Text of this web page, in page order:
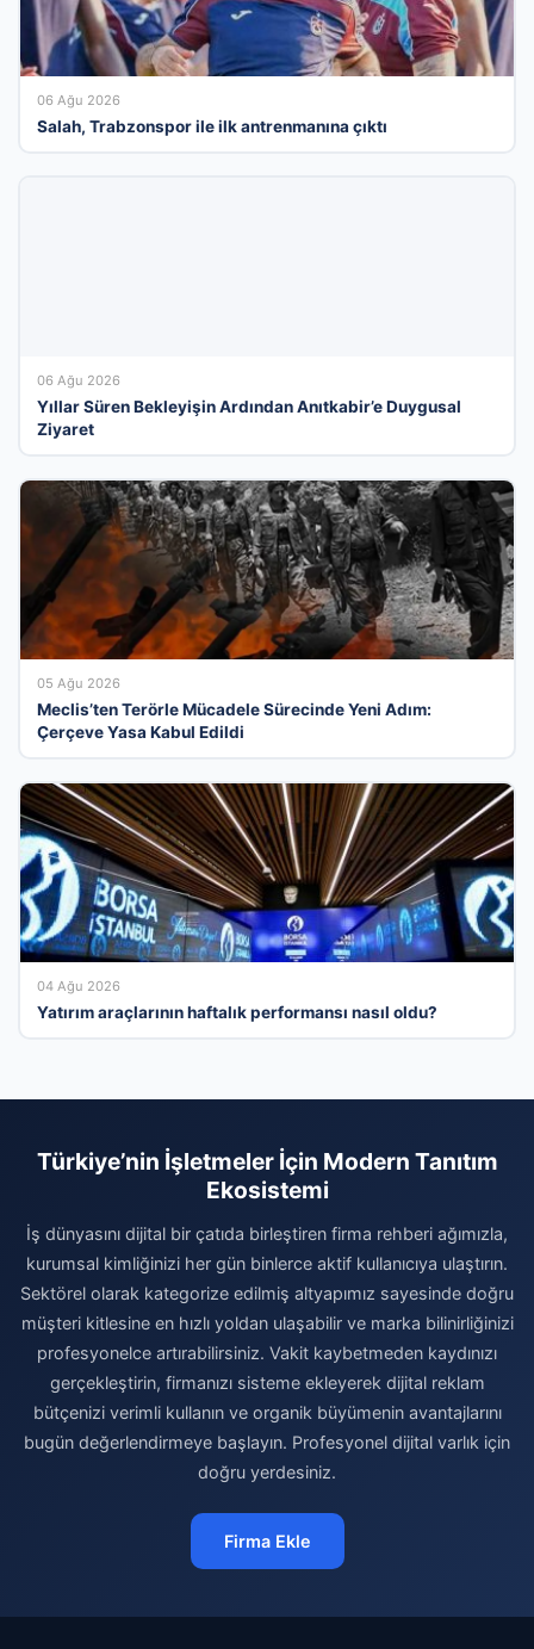
06 Ağu 2026
Salah, Trabzonspor ile ilk antrenmanına çıktı
06 Ağu 2026
Yıllar Süren Bekleyişin Ardından Anıtkabir’e Duygusal
Ziyaret
05 Ağu 2026
Meclis’ten Terörle Mücadele Sürecinde Yeni Adım:
Çerçeve Yasa Kabul Edildi
04 Ağu 2026
Yatırım araçlarının haftalık performansı nasıl oldu?
Türkiye’nin İşletmeler İçin Modern Tanıtım
Ekosistemi
İş dünyasını dijital bir çatıda birleştiren firma rehberi ağımızla,
kurumsal kimliğinizi her gün binlerce aktif kullanıcıya ulaştırın.
Sektörel olarak kategorize edilmiş altyapımız sayesinde doğru
müşteri kitlesine en hızlı yoldan ulaşabilir ve marka bilinirliğinizi
profesyonelce artırabilirsiniz. Vakit kaybetmeden kaydınızı
gerçekleştirin, firmanızı sisteme ekleyerek dijital reklam
bütçenizi verimli kullanın ve organik büyümenin avantajlarını
bugün değerlendirmeye başlayın. Profesyonel dijital varlık için
doğru yerdesiniz.
Firma Ekle